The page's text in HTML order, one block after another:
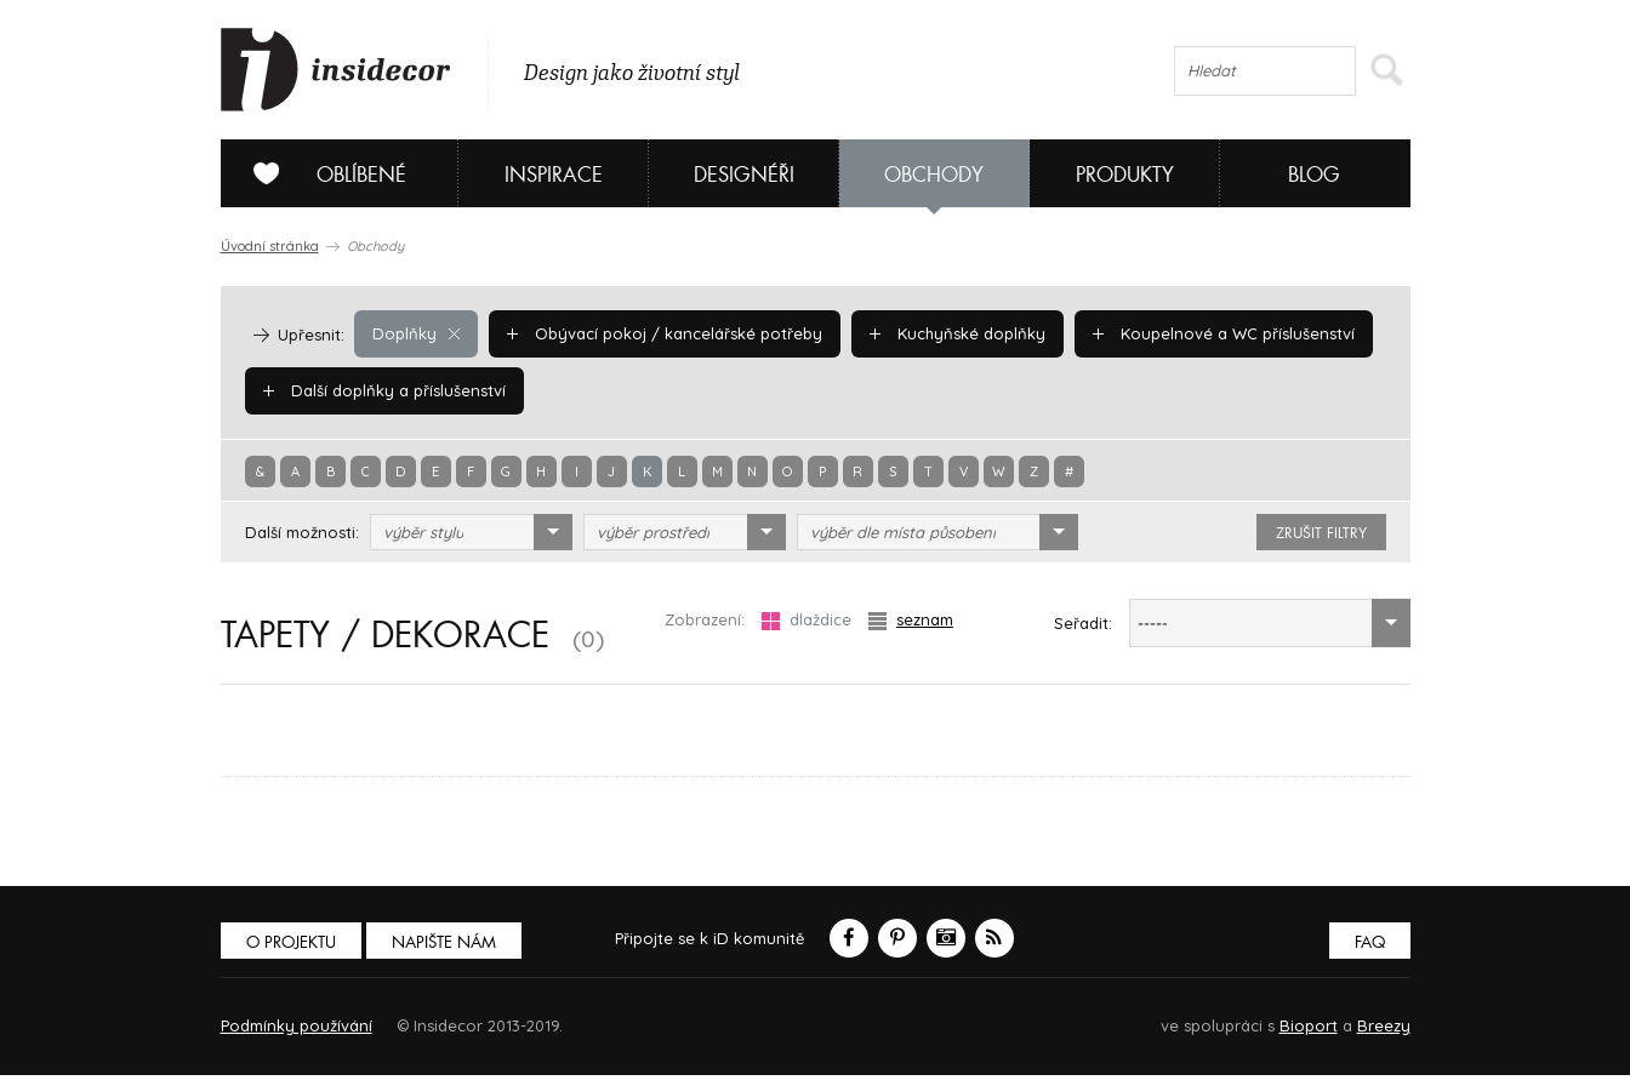
Design jako životní styl
OBLÍBENÉ INSPIRACE DESIGNÉŘI OBCHODY PRODUKTY BLOG
Úvodní stránka Obchody
Doplňky
Upřesnit: Obývací pokoj / kancelářské potřeby Kuchyňské doplňky Koupelnové a WC příslušenství
Další doplňky a příslušenství
& A B C D E F G H I J K L M N O P R S T V W Z #
Další možnosti: výběr stylu výběr prostředí výběr dle místa působení ZRUŠIT FILTRY
TAPETY / DEKORACE (0)
Zobrazení: dlaždice seznam Seřadit: -----
O PROJEKTU NAPIŠTE NÁM Připojte se k iD komunitě FAQ
Podmínky používání © Insidecor 2013-2019. ve spolupráci s Bioporta Breezy